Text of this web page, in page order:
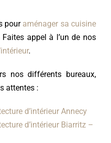
pour aménager sa cuisine
Faites appel à l’un de nos
.
nos différents bureaux,
attentes :
d’intérieur Annecy
d’intérieur Biarritz –